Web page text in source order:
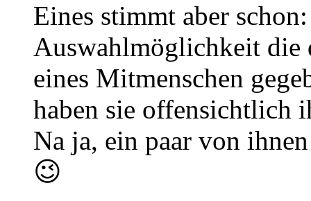
Eines stimmt aber
Auswahlmöglichkeit die
eines Mitmenschen
haben sie offensichtlich
Na ja, ein paar von
😉